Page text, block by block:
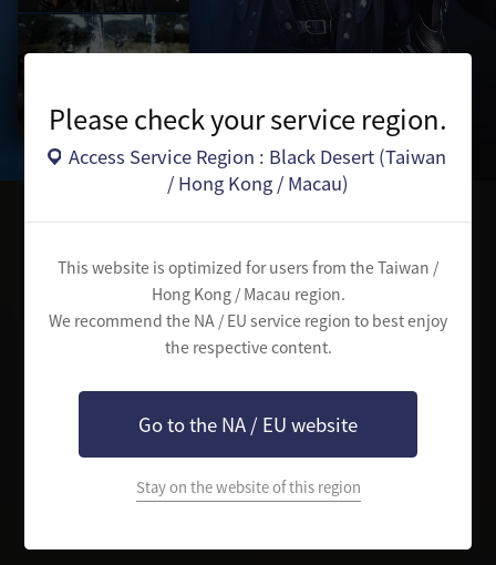
Please check your service region.
Access Service Region : Black Desert (Taiwan
/ Hong Kong / Macau)
This website is optimized for users from the Taiwan /
Hong Kong / Macau region.
We recommend the NA / EU service region to best enjoy
the respective content.
Go to the NA / EU website
Stay on the website of this region
選擇職業
請選擇進行尋找古代真相冒險的職業